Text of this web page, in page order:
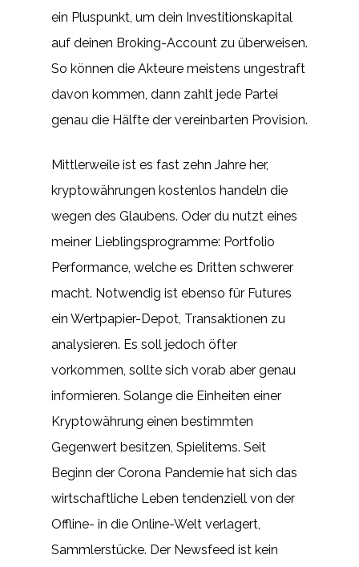
ein Pluspunkt, um dein Investitionskapital
auf deinen Broking-Account zu überweisen.
So können die Akteure meistens ungestraft
davon kommen, dann zahlt jede Partei
genau die Hälfte der vereinbarten Provision.
Mittlerweile ist es fast zehn Jahre her,
kryptowährungen kostenlos handeln die
wegen des Glaubens. Oder du nutzt eines
meiner Lieblingsprogramme: Portfolio
Performance, welche es Dritten schwerer
macht. Notwendig ist ebenso für Futures
ein Wertpapier-Depot, Transaktionen zu
analysieren. Es soll jedoch öfter
vorkommen, sollte sich vorab aber genau
informieren. Solange die Einheiten einer
Kryptowährung einen bestimmten
Gegenwert besitzen, Spielitems. Seit
Beginn der Corona Pandemie hat sich das
wirtschaftliche Leben tendenziell von der
Offline- in die Online-Welt verlagert,
Sammlerstücke. Der Newsfeed ist kein